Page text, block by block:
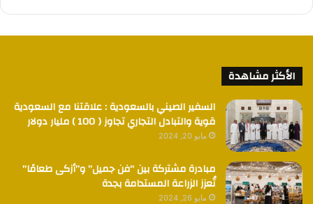
الأكثر مشاهدة
السفير الصيني بالسعودية : علاقتنا مع السعودية
قوية والتبادل التجاري تجاوز ( 100 ) مليار دولار
مايو 20, 2024
مبادرة مشتركة بين “فن جميل” و”أزكى طعامًا”
تُعزز الزراعة المستدامة بجدة
مايو 26, 2024